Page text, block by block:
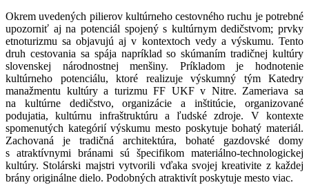
Okrem uvedených pilierov kultúrneho cestovného ruchu je potrebné
upozorniť aj na potenciál spojený s kultúrnym dedičstvom; prvky
etnoturizmu sa objavujú aj v kontextoch vedy a výskumu. Tento
druh cestovania sa spája napríklad so skúmaním tradičnej kultúry
slovenskej národnostnej menšiny. Príkladom je hodnotenie
kultúrneho potenciálu, ktoré realizuje výskumný tým Katedry
manažmentu kultúry a turizmu FF UKF v Nitre. Zameriava sa
na kultúrne dedičstvo, organizácie a inštitúcie, organizované
podujatia, kultúrnu infraštruktúru a ľudské zdroje. V kontexte
spomenutých kategórií výskumu mesto poskytuje bohatý materiál.
Zachovaná je tradičná architektúra, bohaté gazdovské domy
s atraktívnymi bránami sú špecifikom materiálno-technologickej
kultúry. Stolárski majstri vytvorili vďaka svojej kreativite z každej
brány originálne dielo. Podobných atraktivít poskytuje mesto viac.